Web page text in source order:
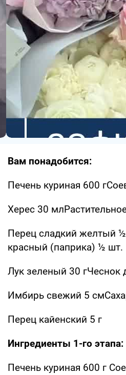
Вам понадобится:
Печень куриная 600
Херес 30
Перец сладкий желтый
красный (паприка) ½ шт.
Лук зеленый 30 гЧеснок
Имбирь свежий 5
Перец кайенский 5 г
Ингредиенты 1-го этапа:
Печень куриная 600 г